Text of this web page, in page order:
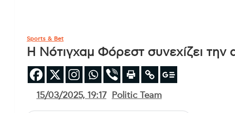
Sports & Bet
Η Νότιγχαμ Φόρεστ συνεχίζει την
15/03/2025, 19:17 Politic Team